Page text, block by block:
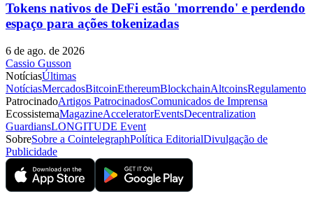
Tokens nativos de DeFi estão 'morrendo' e perdendo
espaço para ações tokenizadas
6 de ago. de 2026
Cassio Gusson
NotíciasÚltimas
NotíciasMercadosBitcoinEthereumBlockchainAltcoinsRegulamento
PatrocinadoArtigos PatrocinadosComunicados de Imprensa
EcossistemaMagazineAcceleratorEventsDecentralization
GuardiansLONGITUDE Event
SobreSobre a CointelegraphPolítica EditorialDivulgação de
Publicidade